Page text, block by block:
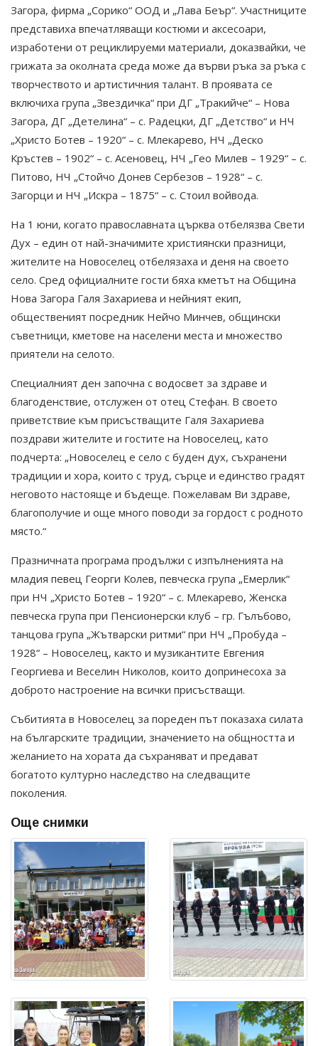
Загора, фирма „Сорико“ ООД и „Лава Беър“. Участниците
представиха впечатляващи костюми и аксесоари,
изработени от рециклируеми материали, доказвайки, че
грижата за околната среда може да върви ръка за ръка с
творчеството и артистичния талант. В проявата се
включиха група „Звездичка“ при ДГ „Тракийче“ – Нова
Загора, ДГ „Детелина“ – с. Радецки, ДГ „Детство“ и НЧ
„Христо Ботев – 1920“ – с. Млекарево, НЧ „Деско
Кръстев – 1902“ – с. Асеновец, НЧ „Гео Милев – 1929“ – с.
Питово, НЧ „Стойчо Донев Сербезов – 1928“ – с.
Загорци и НЧ „Искра – 1875“ – с. Стоил войвода.
На 1 юни, когато православната църква отбелязва Свети
Дух – един от най-значимите християнски празници,
жителите на Новоселец отбелязаха и деня на своето
село. Сред официалните гости бяха кметът на Община
Нова Загора Галя Захариева и нейният екип,
общественият посредник Нейчо Минчев, общински
съветници, кметове на населени места и множество
приятели на селото.
Специалният ден започна с водосвет за здраве и
благоденствие, отслужен от отец Стефан. В своето
приветствие към присъстващите Галя Захариева
поздрави жителите и гостите на Новоселец, като
подчерта: „Новоселец е село с буден дух, съхранени
традиции и хора, които с труд, сърце и единство градят
неговото настояще и бъдеще. Пожелавам Ви здраве,
благополучие и още много поводи за гордост с родното
място.“
Празничната програма продължи с изпълненията на
младия певец Георги Колев, певческа група „Емерлик“
при НЧ „Христо Ботев – 1920“ – с. Млекарево, Женска
певческа група при Пенсионерски клуб – гр. Гълъбово,
танцова група „Жътварски ритми“ при НЧ „Пробуда –
1928“ – Новоселец, както и музикантите Евгения
Георгиева и Веселин Николов, които допринесоха за
доброто настроение на всички присъстващи.
Събитията в Новоселец за пореден път показаха силата
на българските традиции, значението на общността и
желанието на хората да съхраняват и предават
богатото културно наследство на следващите
поколения.
Още снимки